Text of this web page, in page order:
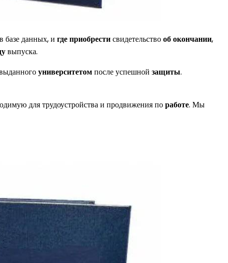
в базе данных, и где приобрестисвидетельствооб окончании,
выпуска.
университетомпосле успешной защиты.
для трудоустройства и продвижения поработе. Мы